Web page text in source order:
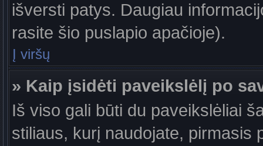
išversti patys. Daugiau
rasite šio puslapio apačioje).
Į viršų
» Kaip įsidėti paveikslėlį po
Iš viso gali būti du paveikslėliai
stiliaus, kurį naudojate, pirmasis